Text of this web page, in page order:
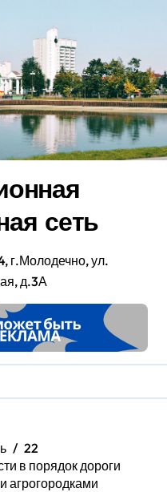
сеть
г.Молодечно, ул.
д.3А
22
в порядок дороги
агрогородками